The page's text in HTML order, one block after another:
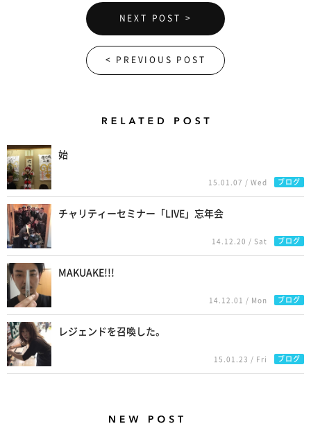
NEXT POST >
< PREVIOUS POST
始
15.01.07 / Wed ブログ
チャリティーセミナー「LIVE」忘年会
14.12.20 / Sat ブログ
MAKUAKE!!!
14.12.01 / Mon ブログ
レジェンドを召喚した。
15.01.23 / Fri ブログ